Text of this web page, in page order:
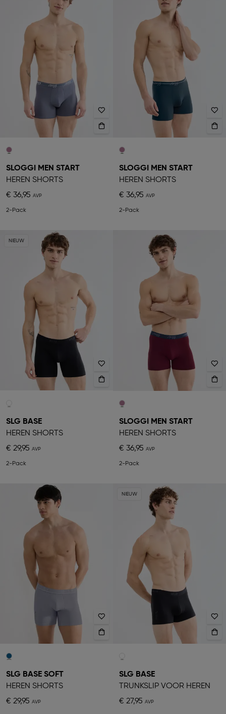
SLOGGI MEN START
HEREN SHORTS
€ 36,95
2-Pack
SLOGGI MEN START
HEREN SHORTS
€ 36,95
2-Pack
NIEUW
SLG BASE
HEREN SHORTS
€ 29,95
2-Pack
SLOGGI MEN START
HEREN SHORTS
€ 36,95
2-Pack
SLG BASE SOFT
HEREN SHORTS
€ 29,95
NIEUW
SLG BASE
TRUNKSLIP VOOR HEREN
€ 27,95